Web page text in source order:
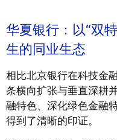
华夏银行：以“双
生的同业生态
相比北京银行在科技金
条横向扩张与垂直深耕
融特色、深化绿色金融
得到了清晰的印证。